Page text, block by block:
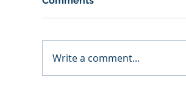
Write a comment...